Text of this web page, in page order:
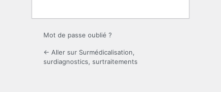
Mot de passe oublié ?
← Aller sur Surmédicalisation,
surdiagnostics, surtraitements